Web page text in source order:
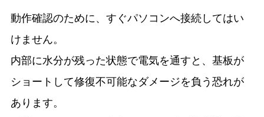
動作確認のために、すぐパソコンへ接続してはい
けません。
内部に水分が残った状態で電気を通すと、基板が
ショートして修復不可能なダメージを負う恐れが
あります。